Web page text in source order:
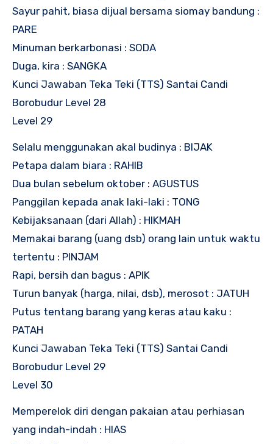
Sayur pahit, biasa dijual bersama siomay bandung :
PARE
Minuman berkarbonasi : SODA
Duga, kira : SANGKA
Kunci Jawaban Teka Teki (TTS) Santai Candi
Borobudur Level 28
Level 29
Selalu menggunakan akal budinya : BIJAK
Petapa dalam biara : RAHIB
Dua bulan sebelum oktober : AGUSTUS
Panggilan kepada anak laki-laki : TONG
Kebijaksanaan (dari Allah) : HIKMAH
Memakai barang (uang dsb) orang lain untuk waktu
tertentu : PINJAM
Rapi, bersih dan bagus : APIK
Turun banyak (harga, nilai, dsb), merosot : JATUH
Putus tentang barang yang keras atau kaku :
PATAH
Kunci Jawaban Teka Teki (TTS) Santai Candi
Borobudur Level 29
Level 30
Memperelok diri dengan pakaian atau perhiasan
yang indah-indah : HIAS